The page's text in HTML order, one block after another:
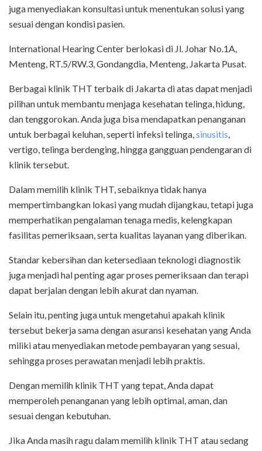
juga menyediakan konsultasi untuk menentukan solusi yang
sesuai dengan kondisi pasien.
International Hearing Center berlokasi di Jl. Johar No.1A,
Menteng, RT.5/RW.3, Gondangdia, Menteng, Jakarta Pusat.
Berbagai klinik THT terbaik di Jakarta di atas dapat menjadi
pilihan untuk membantu menjaga kesehatan telinga, hidung,
dan tenggorokan. Anda juga bisa mendapatkan penanganan
untuk berbagai keluhan, seperti infeksi telinga,sinusitis,
vertigo, telinga berdenging, hingga gangguan pendengaran di
klinik tersebut.
Dalam memilih klinik THT, sebaiknya tidak hanya
mempertimbangkan lokasi yang mudah dijangkau, tetapi juga
memperhatikan pengalaman tenaga medis, kelengkapan
fasilitas pemeriksaan, serta kualitas layanan yang diberikan.
Standar kebersihan dan ketersediaan teknologi diagnostik
juga menjadi hal penting agar proses pemeriksaan dan terapi
dapat berjalan dengan lebih akurat dan nyaman.
Selain itu, penting juga untuk mengetahui apakah klinik
tersebut bekerja sama dengan asuransi kesehatan yang Anda
miliki atau menyediakan metode pembayaran yang sesuai,
sehingga proses perawatan menjadi lebih praktis.
Dengan memilih klinik THT yang tepat, Anda dapat
memperoleh penanganan yang lebih optimal, aman, dan
sesuai dengan kebutuhan.
Jika Anda masih ragu dalam memilih klinik THT atau sedang